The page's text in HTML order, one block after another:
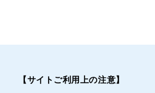
【サイトご利用上の注意】